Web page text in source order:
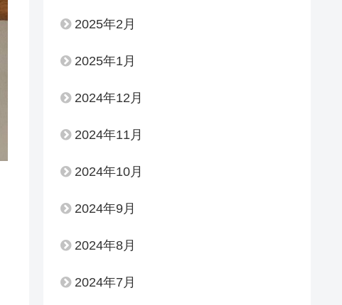
2025年2月
2025年1月
2024年12月
2024年11月
2024年10月
2024年9月
2024年8月
2024年7月